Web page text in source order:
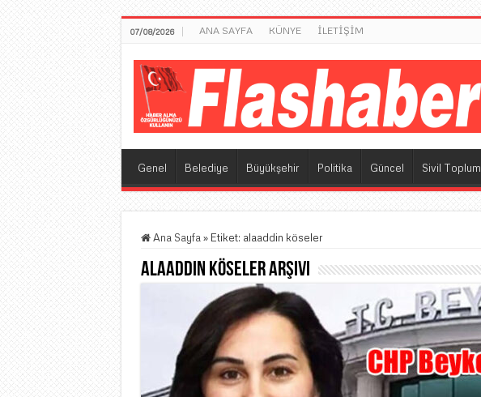
07/08/2026 ANA SAYFA KÜNYE İLETİŞİM
Genel Belediye Büyükşehir Politika Güncel Sivil Toplum
Ana Sayfa » Etiket: alaaddin köseler
alaaddin köselerArşivi